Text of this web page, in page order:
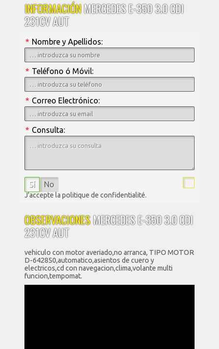
INFORMACIÓNMERCEDES E-350 3.0 CDI
231CV AUT
Nombre y Apellidos:
*
Teléfono ó Móvil:
*
Correo Electrónico:
*
Consulta:
*
Sí No
J'accepte la politique de confidentialité.
OBSERVACIONESMERCEDES E-350 3.0 CDI
231CV AUT
vehiculo con motor averiado,no arranca, TIPO MOTOR
D-642850,automatico,asientos de cuero y
electricos,cd con navegacion,clima,volante multi
funcion,tempomat.